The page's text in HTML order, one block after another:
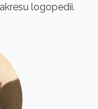
logopedii.